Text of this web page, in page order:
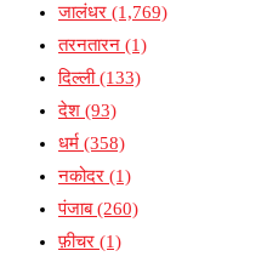
जालंधर (1,769)
तरनतारन (1)
दिल्ली(133)
देश (93)
धर्म (358)
नकोदर (1)
पंजाब(260)
फ़ीचर (1)